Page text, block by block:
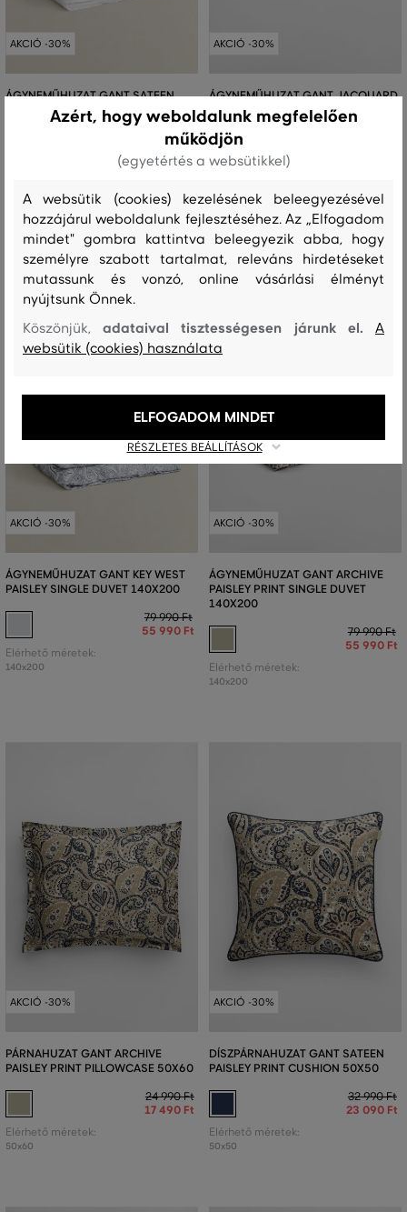
AKCIÓ -30%
ÁGYNEMŰHUZAT GANT SATEEN
SINGLE DUVET 140X200
63 990 Ft
AKCIÓ -30%
ÁGYNEMŰHUZAT GANT JACQUARD
MONOGRAM SINGLE DUVET
140X200
140x200
AKCIÓ -30%
ÁGYNEMŰHUZAT GANT KEY WEST
PAISLEY SINGLE DUVET 140X200
79 990 Ft
55 990 Ft
Elérhető méretek:
140x200
AKCIÓ -30%
ÁGYNEMŰHUZAT GANT ARCHIVE
PAISLEY PRINT SINGLE DUVET
140X200
79 990 Ft
55 990 Ft
Elérhető méretek:
140x200
AKCIÓ -30%
PÁRNAHUZAT GANT ARCHIVE
PAISLEY PRINT PILLOWCASE 50X60
24 990 Ft
17 490 Ft
Elérhető méretek:
50x60
AKCIÓ -30%
DÍSZPÁRNAHUZAT GANT SATEEN
PAISLEY PRINT CUSHION 50X50
32 990 Ft
23 090 Ft
Elérhető méretek:
50x50
Azért, hogy weboldalunk megfelelően
működjön
(egyetértés a websütikkel)
A websütik (cookies) kezelésének beleegyezésével
hozzájárul weboldalunk fejlesztéséhez. Az „Elfogadom
mindet" gombra kattintva beleegyezik abba, hogy
személyre szabott tartalmat, releváns hirdetéseket
mutassunk és vonzó, online vásárlási élményt
nyújtsunk Önnek.
Köszönjük,adataival tisztességesen járunk el.A
websütik (cookies) használata
RÉSZLETES BEÁLLÍTÁSOK
ELFOGADOM MINDET